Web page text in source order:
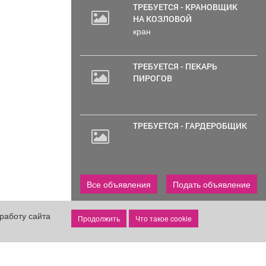
ТРЕБУЕТСЯ - КРАНОВЩИК
НА КОЗЛОВОЙ
кран
ТРЕБУЕТСЯ - ПЕКАРЬ
ПИРОГОВ
ТРЕБУЕТСЯ - ГАРДЕРОБЩИК
Все объявления Подать объявление
реклама
сайта
Что такое cookie